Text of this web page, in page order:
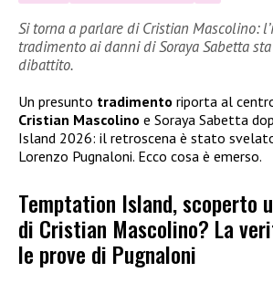
Si torna a parlare di Cristian Mascolino:
tradimento ai danni di Soraya Sabetta
dibattito.
Un presunto tradimento riporta al
Cristian Mascolino e Soraya Sabetta
Island 2026: il retroscena è stato
Lorenzo Pugnaloni. Ecco cosa è emerso.
Temptation Island, scoperto
di Cristian Mascolino? La
le prove di Pugnaloni